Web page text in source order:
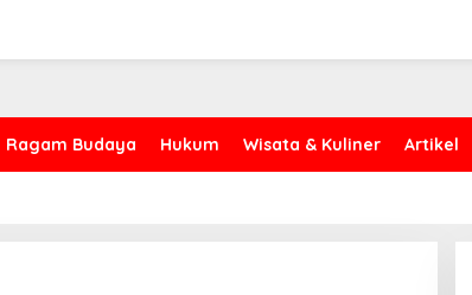
Ragam Budaya Hukum Wisata & Kuliner Artikel